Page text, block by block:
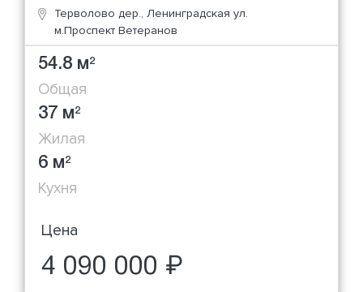
Терволово дер., Ленинградская ул.
м.Проспект Ветеранов
54.8 м2
Общая
37 м2
Жилая
6 м2
Кухня
Цена
4 090 000 ₽